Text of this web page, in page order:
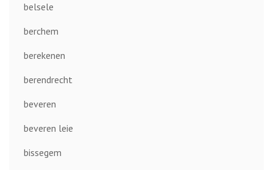
belsele
berchem
berekenen
berendrecht
beveren
beveren leie
bissegem